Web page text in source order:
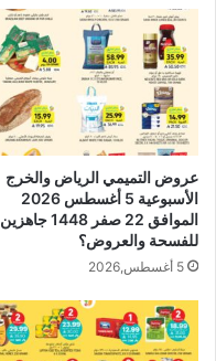
عروض التميمي الرياض والخرج
الأسبوعية 5 أغسطس 2026
الموافق 22 صفر 1448 جاهزين
للفسحة والعروض؟
5 أغسطس,2026